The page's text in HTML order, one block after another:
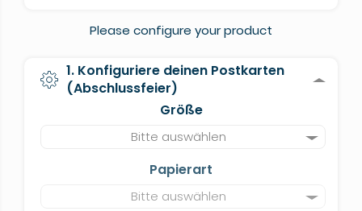
Please configure your product
1. Konfiguriere deinen Postkarten
(Abschlussfeier)
Größe
Bitte auswählen
Papierart
Bitte auswählen